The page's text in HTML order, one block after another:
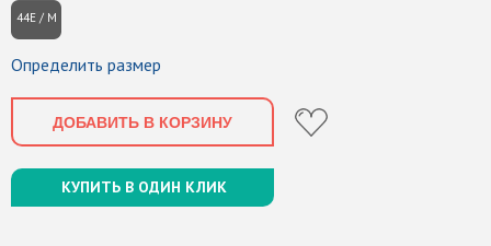
44E / M
Определить размер
ДОБАВИТЬ В КОРЗИНУ
КУПИТЬ В ОДИН КЛИК